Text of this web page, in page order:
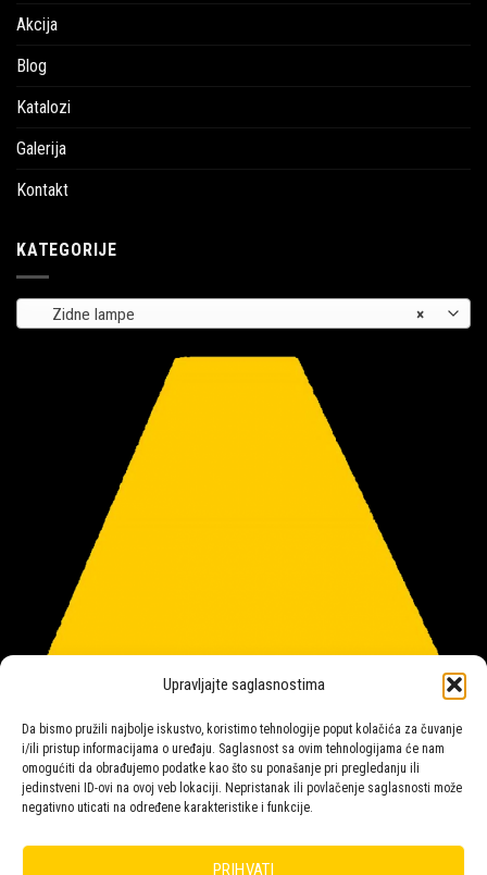
Upravljajte saglasnostima
Da bismo pružili najbolje iskustvo, koristimo tehnologije poput kolačića za čuvanje
i/ili pristup informacijama o uređaju. Saglasnost sa ovim tehnologijama će nam
omogućiti da obrađujemo podatke kao što su ponašanje pri pregledanju ili
jedinstveni ID-ovi na ovoj veb lokaciji. Nepristanak ili povlačenje saglasnosti može
negativno uticati na određene karakteristike i funkcije.
PRIHVATI
Akcija
Blog
Katalozi
Galerija
Kontakt
KATEGORIJE
×
Zidne lampe